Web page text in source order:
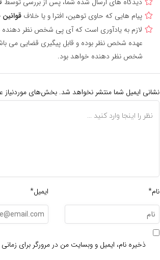
پیام هایی که حاوی توهین، افترا و یا خلاف
لازم به یادآوری است که آی پی شخص نظر
عهده شخص نظر بوده و قابل پیگیری قضایی می
شخص نظر دهنده خواهد بود.
نشانی ایمیل شما منتشر نخواهد شد. بخش‌های موردنیاز
نام* ایمیل*
ذخیره نام، ایمیل و وبسایت من در مرورگر برای